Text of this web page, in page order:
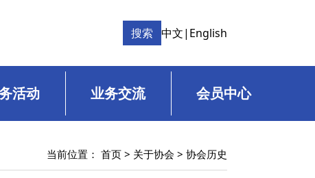
搜索 中文| English
活动 业务交流 会员中心
当前位置： 首页 > 关于协会 > 协会历史